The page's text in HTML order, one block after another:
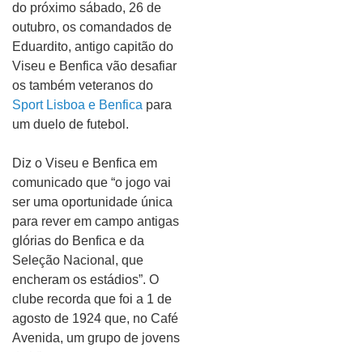
do próximo sábado, 26 de
outubro, os comandados de
Eduardito, antigo capitão do
Viseu e Benfica vão desafiar
os também veteranos do
Sport Lisboa e Benfica para
um duelo de futebol.
Diz o Viseu e Benfica em
comunicado que “o jogo vai
ser uma oportunidade única
para rever em campo antigas
glórias do Benfica e da
Seleção Nacional, que
encheram os estádios”. O
clube recorda que foi a 1 de
agosto de 1924 que, no Café
Avenida, um grupo de jovens